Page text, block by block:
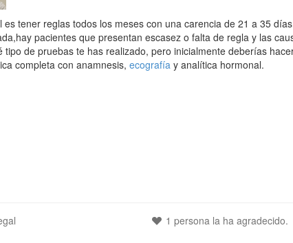
es tener reglas todos los meses con una carencia de 21 a 35
pacientes que presentan escasez o falta de regla y las
tipo de pruebas te has realizado, pero inicialmente deberías
completa con anamnesis, ecografía y analítica hormonal.
1 persona la ha agradecido.